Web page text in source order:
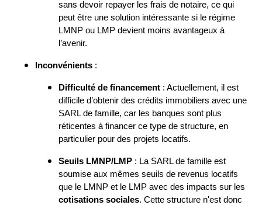
sans devoir repayer les frais de notaire, ce qui
peut être une solution intéressante si le régime
LMNP ou LMP devient moins avantageux à
l’avenir.
Inconvénients :
Difficulté de financement : Actuellement, il est
difficile d’obtenir des crédits immobiliers avec une
SARL de famille, car les banques sont plus
réticentes à financer ce type de structure, en
particulier pour des projets locatifs.
Seuils LMNP/LMP : La SARL de famille est
soumise aux mêmes seuils de revenus locatifs
que le LMNP et le LMP avec des impacts sur les
cotisations sociales. Cette structure n'est donc